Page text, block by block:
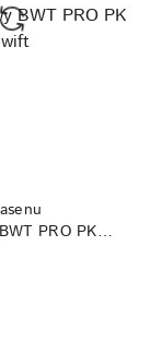
PRO PK
KOSZYKA